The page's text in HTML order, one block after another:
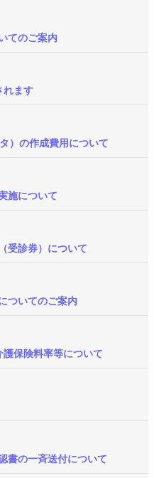
てのご案内
れます
）の作成費用について
施について
受診券）について
ついてのご案内
保険料率等について
書の一斉送付について